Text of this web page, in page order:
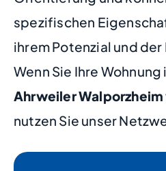
spezifischen
ihrem Potenzial und
Wenn Sie Ihre Wohnung
Ahrweiler Walporzheim
nutzen Sie unser